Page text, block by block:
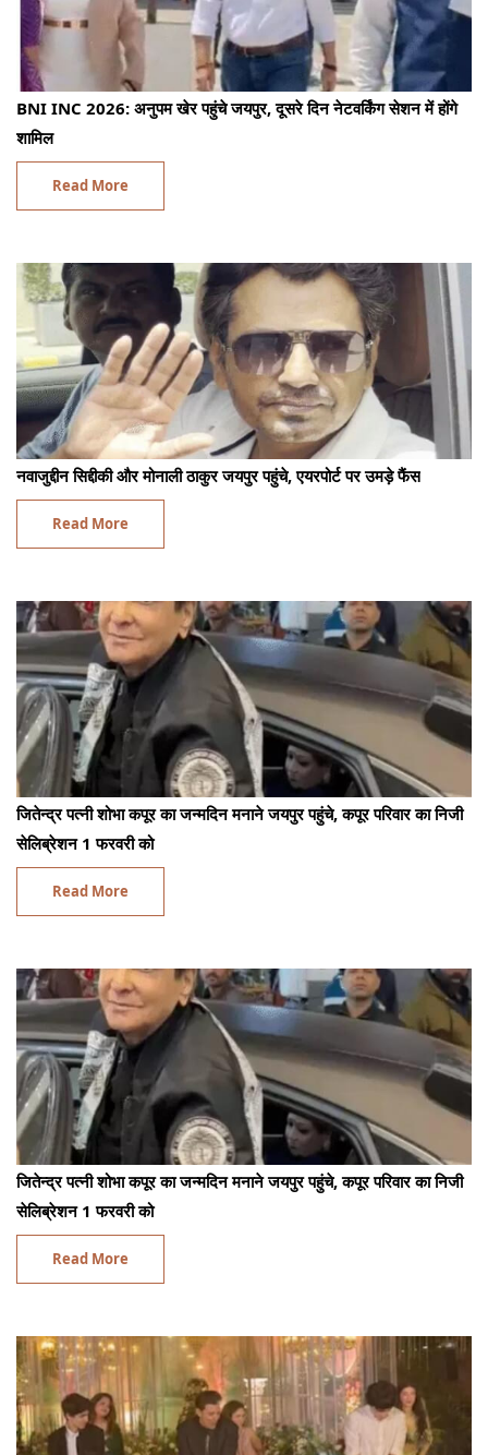
BNI INC 2026: अनुपम खेर पहुंचे जयपुर, दूसरे दिन नेटवर्किंग सेशन में होंगे
शामिल
Read More
नवाजुद्दीन सिद्दीकी और मोनाली ठाकुर जयपुर पहुंचे, एयरपोर्ट पर उमड़े फैंस
Read More
जितेन्द्र पत्नी शोभा कपूर का जन्मदिन मनाने जयपुर पहुंचे, कपूर परिवार का निजी
सेलिब्रेशन 1 फरवरी को
Read More
जितेन्द्र पत्नी शोभा कपूर का जन्मदिन मनाने जयपुर पहुंचे, कपूर परिवार का निजी
सेलिब्रेशन 1 फरवरी को
Read More